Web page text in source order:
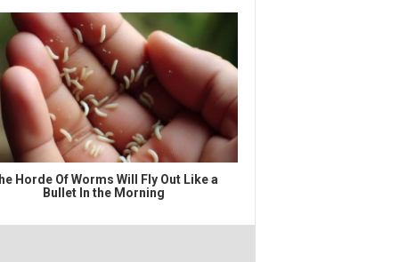
Horde Of Worms Will Fly Out Like a
Bullet In the Morning